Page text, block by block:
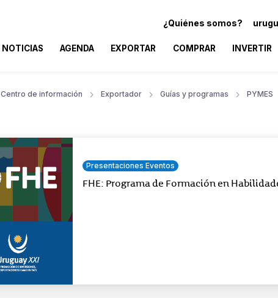
¿Quiénes somos?
NOTICIAS AGENDA EXPORTAR COMPRAR INVERTIR
Centro de información Exportador Guías y programas PYMES
Presentaciones Eventos
FHE: Programa de Formación en